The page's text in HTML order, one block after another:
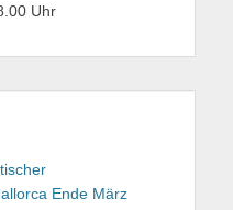
Uhr
Ende März